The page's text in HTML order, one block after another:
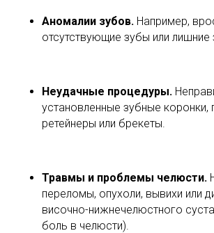
Аномалии зубов. Например,
отсутствующие зубы или лишние
Неудачные процедуры.
установленные зубные коронки,
ретейнеры или брекеты.
Травмы и проблемы челюсти.
переломы, опухоли, вывихи или
височно-нижнечелюстного
боль в челюсти).